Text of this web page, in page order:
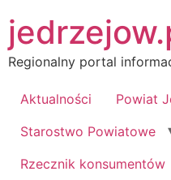
do
treści
Regionalny portal
Aktualności
Powiat
Starostwo Powiatowe
Rzecznik konsumentów